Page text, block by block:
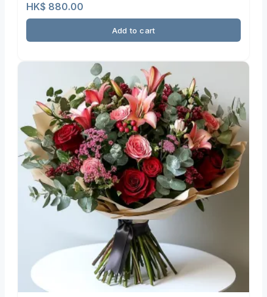
HK$ 880.00
Add to cart